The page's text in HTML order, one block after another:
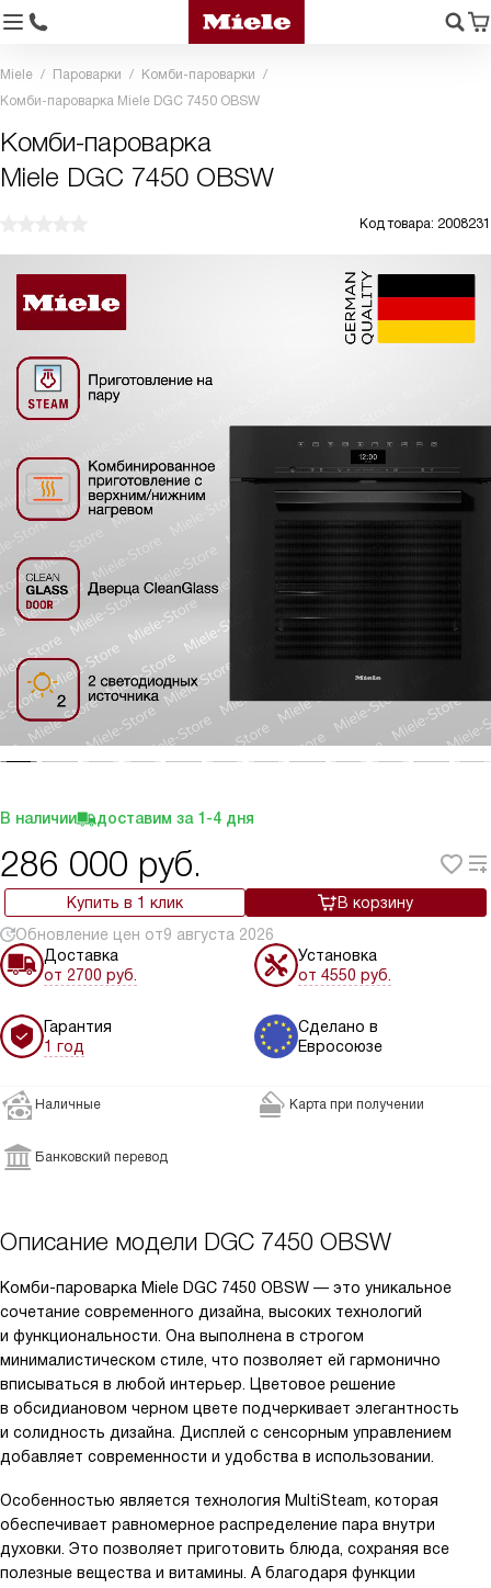
Miele Пароварки
Комби-пароварки
Комби-пароварка Miele DGC 7450 OBSW
Комби-пароварка
Miele DGC 7450 OBSW
Код товара: 2008231
В наличии доставим за 1-4 дня
286 000 руб.
Купить в 1 клик
В корзину
Обновление цен от9 августа 2026
Доставка
от 2700 руб.
Установка
от 4550 руб.
Гарантия
1 год
Сделано в
Евросоюзе
Наличные Карта при получении
Банковский перевод
Описание модели DGC 7450 OBSW
Комби-пароварка Miele DGC 7450 OBSW — это уникальное
сочетание современного дизайна, высоких технологий
и функциональности. Она выполнена в строгом
минималистическом стиле, что позволяет ей гармонично
вписываться в любой интерьер. Цветовое решение
в обсидиановом черном цвете подчеркивает элегантность
и солидность дизайна. Дисплей с сенсорным управлением
добавляет современности и удобства в использовании.
Особенностью является технология MultiSteam, которая
обеспечивает равномерное распределение пара внутри
духовки. Это позволяет приготовить блюда, сохраняя все
полезные вещества и витамины. А благодаря функции